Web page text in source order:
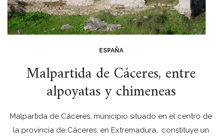
ESPAÑA
Malpartida de Cáceres, entre
alpoyatas y chimeneas
Malpartida de Cáceres, municipio situado en el centro de
la provincia de Cáceres, en Extremadura, constituye un